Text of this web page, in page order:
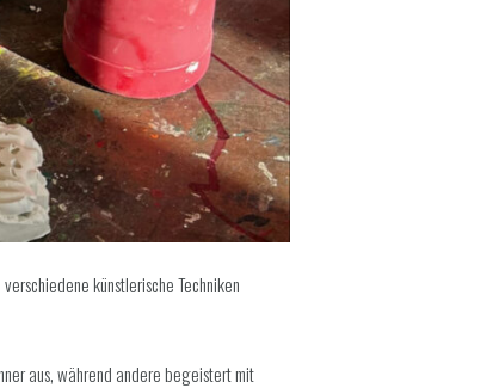
künstlerische Techniken
aus, während andere begeistert mit